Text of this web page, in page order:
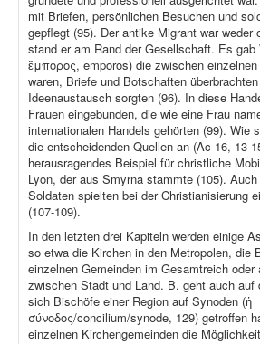
mit Briefen, persönlichen Besuchen und
gepflegt (95). Der antike Migrant war weder
stand er am Rand der Gesellschaft. Es gab
ἔμπορος, emporos) die zwischen
waren, Briefe und Botschaften
Ideenaustausch sorgten (96). In diese
Frauen eingebunden, die wie eine Frau
internationalen Handels gehörten (99). Wie
die entscheidenden Quellen an (Ac 16, 13-
herausragendes Beispiel für christliche
Lyon, der aus Smyrna stammte (105).
Soldaten spielten bei der Christianisierung
(107-109).
In den letzten drei Kapiteln werden einige
so etwa die Kirchen in den Metropolen, die
einzelnen Gemeinden im Gesamtreich
zwischen Stadt und Land. B. geht auch
sich Bischöfe einer Region auf Synoden (ἡ
σύνοδος/concilium/synode, 129) getroffen
einzelnen Kirchengemeinden die